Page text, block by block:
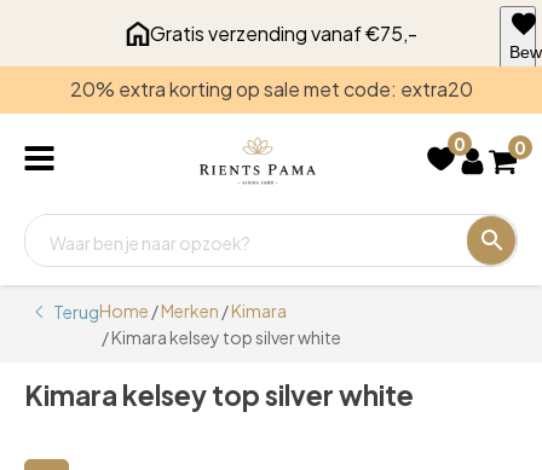
Gratis verzending vanaf €75,-
20% extra korting op sale met code: extra20
0 0
TerugHome /Merken /Kimara
/ Kimara kelsey top silver white
Kimara kelsey top silver white
voor